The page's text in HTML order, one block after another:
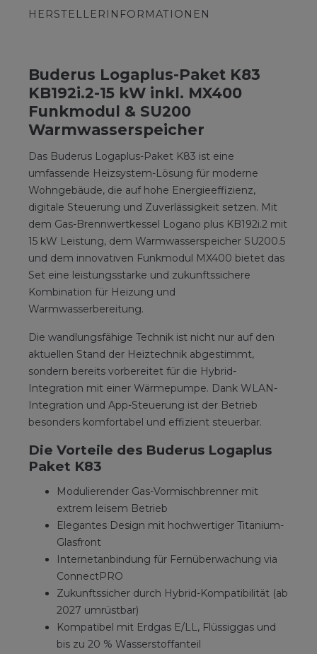
HERSTELLERINFORMATIONEN
Buderus Logaplus-Paket K83
KB192i.2-15 kW inkl. MX400
Funkmodul & SU200
Warmwasserspeicher
Das Buderus Logaplus-Paket K83 ist eine
umfassende Heizsystem-Lösung für moderne
Wohngebäude, die auf hohe Energieeffizienz,
digitale Steuerung und Zuverlässigkeit setzen. Mit
dem Gas-Brennwertkessel Logano plus KB192i.2 mit
15 kW Leistung, dem Warmwasserspeicher SU200.5
und dem innovativen Funkmodul MX400 bietet das
Set eine leistungsstarke und zukunftssichere
Kombination für Heizung und
Warmwasserbereitung.
Die wandlungsfähige Technik ist nicht nur auf den
aktuellen Stand der Heiztechnik abgestimmt,
sondern bereits vorbereitet für die Hybrid-
Integration mit einer Wärmepumpe. Dank WLAN-
Integration und App-Steuerung ist der Betrieb
besonders komfortabel und effizient steuerbar.
Die Vorteile des Buderus Logaplus
Paket K83
Modulierender Gas-Vormischbrenner mit
extrem leisem Betrieb
Elegantes Design mit hochwertiger Titanium-
Glasfront
Internetanbindung für Fernüberwachung via
ConnectPRO
Zukunftssicher durch Hybrid-Kompatibilität (ab
2027 umrüstbar)
Kompatibel mit Erdgas E/LL, Flüssiggas und
bis zu 20 % Wasserstoffanteil